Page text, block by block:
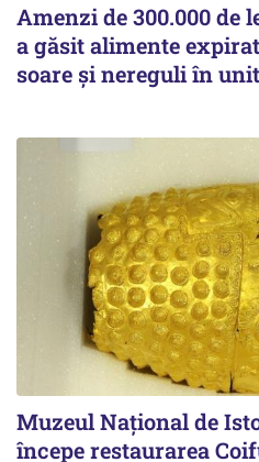
Amenzi de 300.000 de
a găsit alimente
soare și nereguli în
Muzeul Național de
începe restaurarea